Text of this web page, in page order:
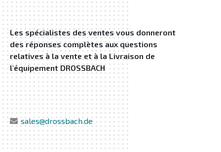
Les spécialistes des ventes vous donneront
des réponses complètes aux questions
relatives à la vente et à la Livraison de
l'équipement DROSSBACH
sales@drossbach.de